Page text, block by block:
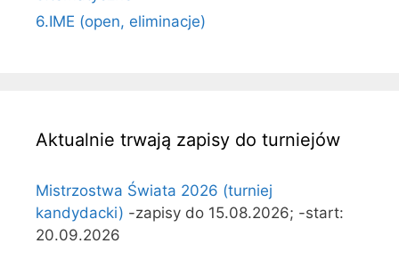
6.IME (open, eliminacje)
Aktualnie trwają zapisy do turniejów
Mistrzostwa Świata 2026 (turniej
kandydacki) -zapisy do 15.08.2026; -start:
20.09.2026